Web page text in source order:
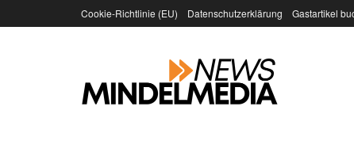
Cookie-Richtlinie (EU) Datenschutzerklärung Gastartikel